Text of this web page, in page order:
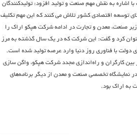
اشاره به نقش مهم صنعت و تولید افزود: تولیدکنندگان
توسعه اقتصادی کشور تلاش می کنند که این مهم تکلیف
صنعت، معدن و تجارت در ادامه شرکت هپکو اراک را
کرد و گفت: این شرکت که در یک سال گذشته به مرز
دولت با فناوری روز دنیا‌ وارد عرصه تولید شده است.
کارگران و راه‌اندازی مجدد شرکت هپکو، واگن سازی
در نمایشگاه تخصصی صنعت و معدن از دیگر برنامه‌های
به اراک بود.